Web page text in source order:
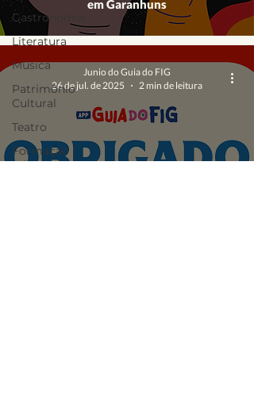
Gastronomia
Literatura
Música
Patrimônio
Cultural
Teatro
Formação |
Oficinas
em Garanhuns
Junio do Guia do FIG
26 de jul. de 2025
2 min de leitura